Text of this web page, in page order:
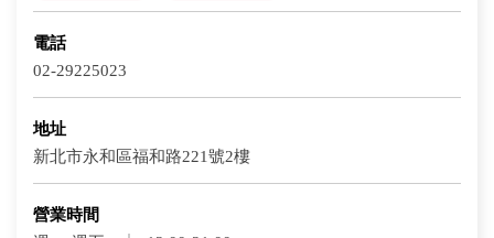
電話
02-29225023
地址
新北市永和區福和路221號2樓
營業時間